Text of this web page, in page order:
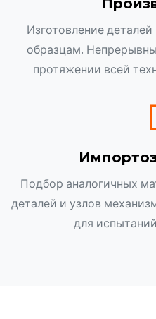
Изготовление
образцам.
протяжении всей
Подбор аналогичных
деталей и узлов
для